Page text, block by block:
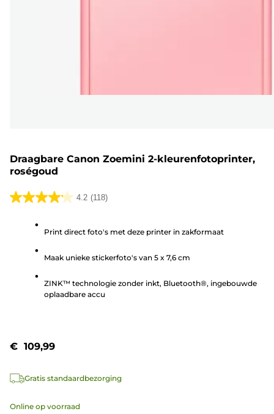
Draagbare Canon Zoemini 2-kleurenfotoprinter,
roségoud
4.2 (118)
4.2
sterren.
beoordelingen
Print direct foto's met deze printer in zakformaat
Maak unieke stickerfoto's van 5 x 7,6 cm
ZINK™ technologie zonder inkt, Bluetooth®, ingebouwde
oplaadbare accu
€ 109,99
Gratis standaardbezorging
Online op voorraad